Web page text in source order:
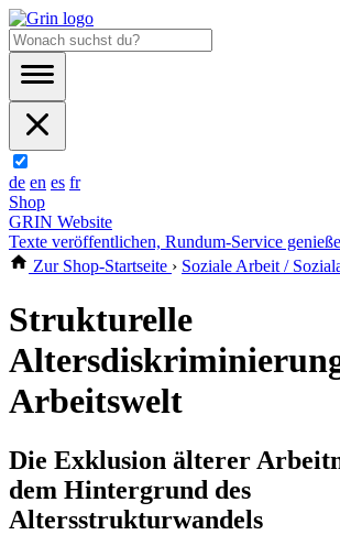
de en es fr
Shop
GRIN Website
Texte veröffentlichen, Rundum-Service
Zur Shop-Startseite › Soziale Arbeit /
Strukturelle
Arbeitswelt
Die Exklusion älterer
dem Hintergrund des
Altersstrukturwandels